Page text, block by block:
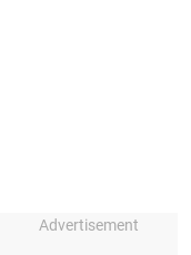
Advertisement